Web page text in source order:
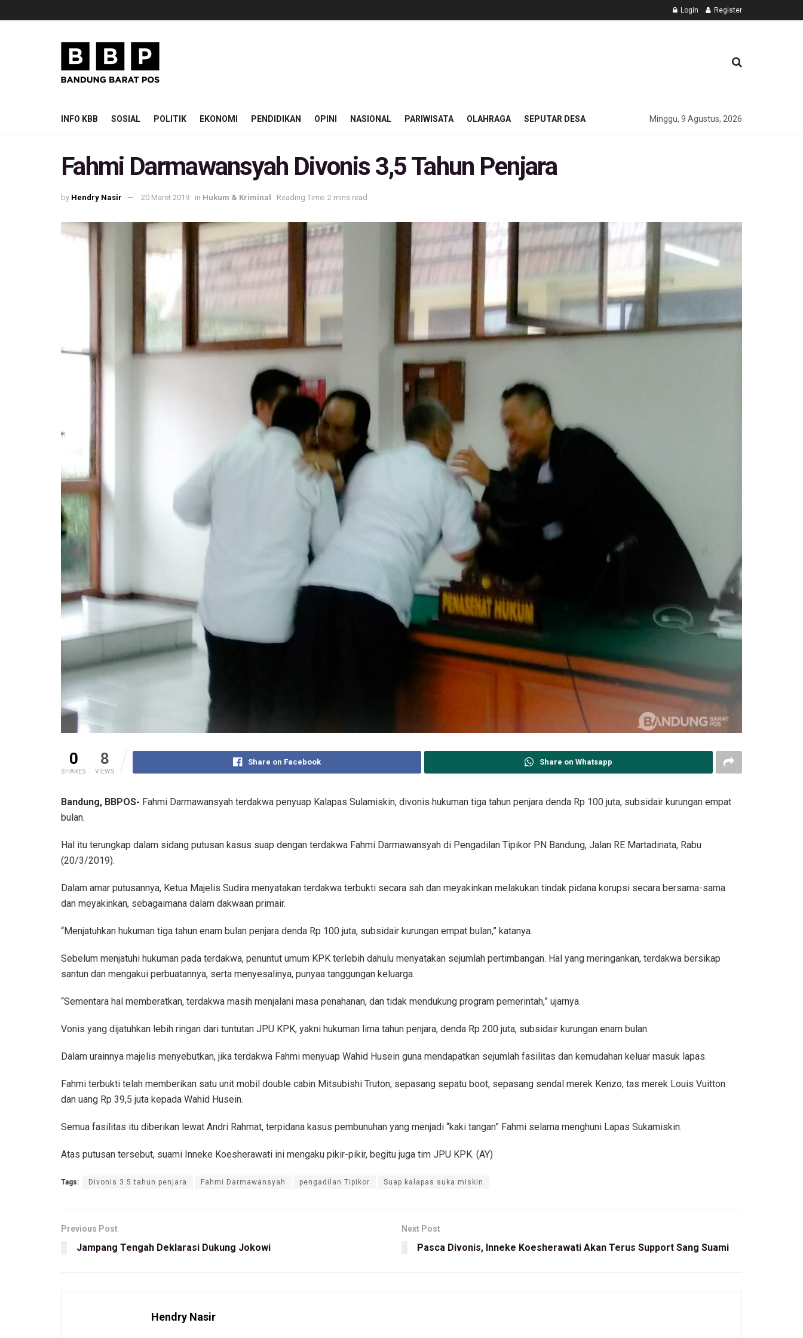
Login Register
INFO KBB SOSIAL POLITIK EKONOMI PENDIDIKAN OPINI NASIONAL PARIWISATA OLAHRAGA SEPUTAR DESA Minggu, 9 Agustus, 2026
Fahmi Darmawansyah Divonis 3,5 Tahun Penjara
by Hendry Nasir 20 Maret 2019 in Hukum & Kriminal Reading Time: 2 mins read
0
SHARES
8
VIEWS
Share on Facebook Share on Whatsapp
Bandung, BBPOS- Fahmi Darmawansyah terdakwa penyuap Kalapas Sulamiskin, divonis hukuman tiga tahun penjara denda Rp 100 juta, subsidair kurungan empat
bulan.
Hal itu terungkap dalam sidang putusan kasus suap dengan terdakwa Fahmi Darmawansyah di Pengadilan Tipikor PN Bandung, Jalan RE Martadinata, Rabu
(20/3/2019).
Dalam amar putusannya, Ketua Majelis Sudira menyatakan terdakwa terbukti secara sah dan meyakinkan melakukan tindak pidana korupsi secara bersama-sama
dan meyakinkan, sebagaimana dalam dakwaan primair.
“Menjatuhkan hukuman tiga tahun enam bulan penjara denda Rp 100 juta, subsidair kurungan empat bulan,” katanya.
Sebelum menjatuhi hukuman pada terdakwa, penuntut umum KPK terlebih dahulu menyatakan sejumlah pertimbangan. Hal yang meringankan, terdakwa bersikap
santun dan mengakui perbuatannya, serta menyesalinya, punyaa tanggungan keluarga.
“Sementara hal memberatkan, terdakwa masih menjalani masa penahanan, dan tidak mendukung program pemerintah,” ujarnya.
Vonis yang dijatuhkan lebih ringan dari tuntutan JPU KPK, yakni hukuman lima tahun penjara, denda Rp 200 juta, subsidair kurungan enam bulan.
Dalam urainnya majelis menyebutkan, jika terdakwa Fahmi menyuap Wahid Husein guna mendapatkan sejumlah fasilitas dan kemudahan keluar masuk lapas.
Fahmi terbukti telah memberikan satu unit mobil double cabin Mitsubishi Truton, sepasang sepatu boot, sepasang sendal merek Kenzo, tas merek Louis Vuitton
dan uang Rp 39,5 juta kepada Wahid Husein.
Semua fasilitas itu diberikan lewat Andri Rahmat, terpidana kasus pembunuhan yang menjadi “kaki tangan” Fahmi selama menghuni Lapas Sukamiskin.
Atas putusan tersebut, suami Inneke Koesherawati ini mengaku pikir-pikir, begitu juga tim JPU KPK. (AY)
Tags: Divonis 3.5 tahun penjara Fahmi Darmawansyah pengadilan Tipikor Suap kalapas suka miskin
Previous Post
Jampang Tengah Deklarasi Dukung Jokowi
Next Post
Pasca Divonis, Inneke Koesherawati Akan Terus Support Sang Suami
Hendry Nasir